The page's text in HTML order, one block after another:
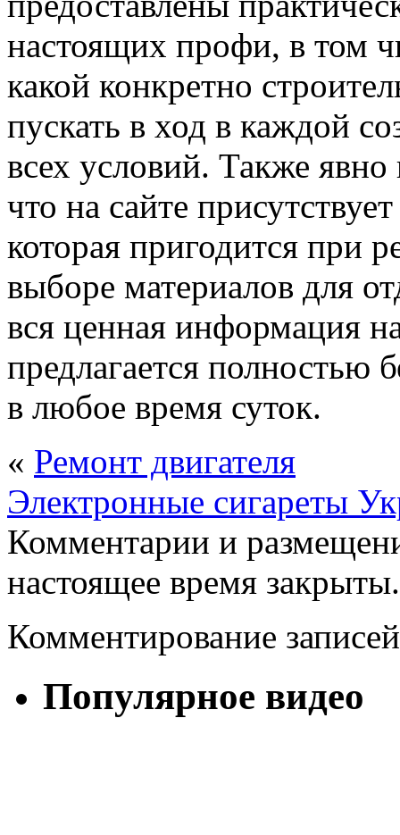
настоящих профи, в том
какой конкретно
пускать в ход в каждой
всех условий. Также
что на сайте
которая пригодится при
выборе материалов для
вся ценная информация
предлагается полностью
в любое время суток.
« Ремонт двигателя
Электронные сигареты
Комментарии и
настоящее время закрыты.
Комментирование
Популярное видео